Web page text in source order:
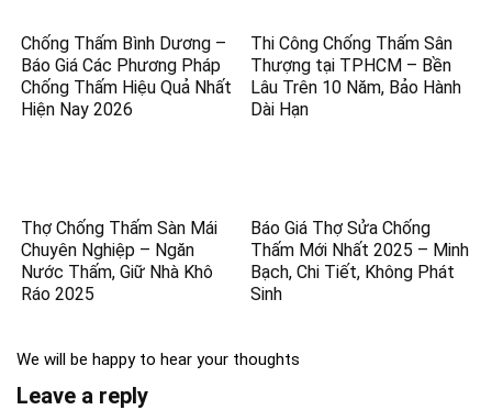
Chống Thấm Bình Dương –
Báo Giá Các Phương Pháp
Chống Thấm Hiệu Quả Nhất
Hiện Nay 2026
Thi Công Chống Thấm Sân
Thượng tại TPHCM – Bền
Lâu Trên 10 Năm, Bảo Hành
Dài Hạn
Thợ Chống Thấm Sàn Mái
Chuyên Nghiệp – Ngăn
Nước Thấm, Giữ Nhà Khô
Ráo 2025
Báo Giá Thợ Sửa Chống
Thấm Mới Nhất 2025 – Minh
Bạch, Chi Tiết, Không Phát
Sinh
We will be happy to hear your thoughts
Leave a reply